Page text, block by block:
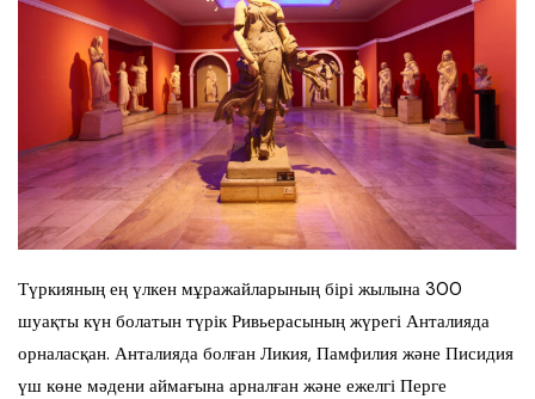
Түркияның ең үлкен мұражайларының бірі жылына 300
шуақты күн болатын түрік Ривьерасының жүрегі Анталияда
орналасқан. Анталияда болған Ликия, Памфилия және Писидия
үш көне мәдени аймағына арналған және ежелгі Перге